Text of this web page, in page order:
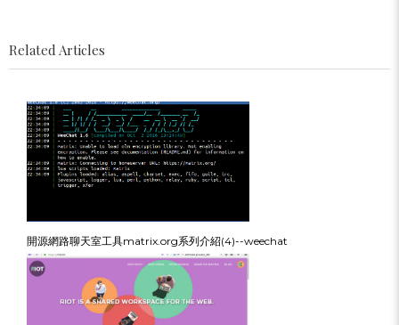
Related Articles
開源網路聊天室工具matrix.org系列介紹(4)--weechat